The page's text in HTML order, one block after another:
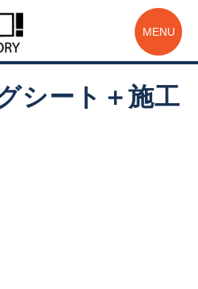
MENU
シート＋施工